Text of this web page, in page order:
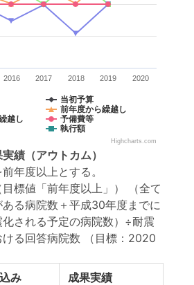
当初予算
前年度から繰越し
越し
予備費等
執行額
2016 2017 2018 2019 2020
Highcharts.com
実績 （アウトカム）
年度以上とする。
標値「前年度以上」） （全て
る病院数＋平成30年度までに
される予定の病院数）÷耐震
る回答病院数
（目標：2020
み 成果実績